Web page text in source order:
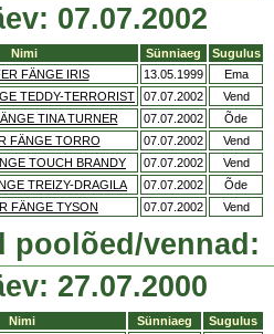
07.07.2002
Nimi Sünniaeg
Sugulus
FÄNGE IRIS 13.05.1999
Ema
TEDDY-TERRORIST 07.07.2002
Vend
TINA TURNER 07.07.2002
Õde
FÄNGE TORRO 07.07.2002
Vend
TOUCH BRANDY 07.07.2002
Vend
TREIZY-DRAGILA 07.07.2002
Õde
FÄNGE TYSON 07.07.2002 Vend
poolõed/vennad:
27.07.2000
Nimi Sünniaeg
Sugulus